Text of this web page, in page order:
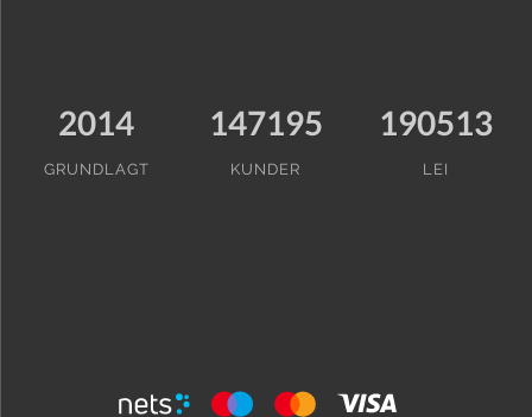
2014
GRUNDLAGT
147195
KUNDER
190513
LEI